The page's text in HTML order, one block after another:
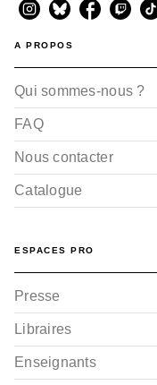
A PROPOS
Qui sommes-nous ?
FAQ
Nous contacter
Catalogue
ESPACES PRO
Presse
Libraires
Enseignants